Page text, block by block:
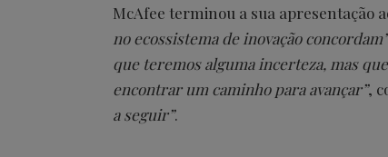
McAfee terminou a sua apresentação
no ecossistema de inovação concordam”
que teremos alguma incerteza, mas
encontrar um caminho para avançar”,
a seguir”.